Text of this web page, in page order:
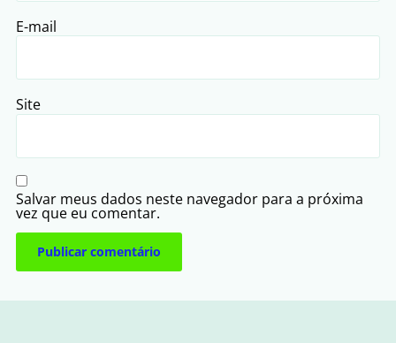
E-mail
Site
Salvar meus dados neste navegador para a próxima
vez que eu comentar.